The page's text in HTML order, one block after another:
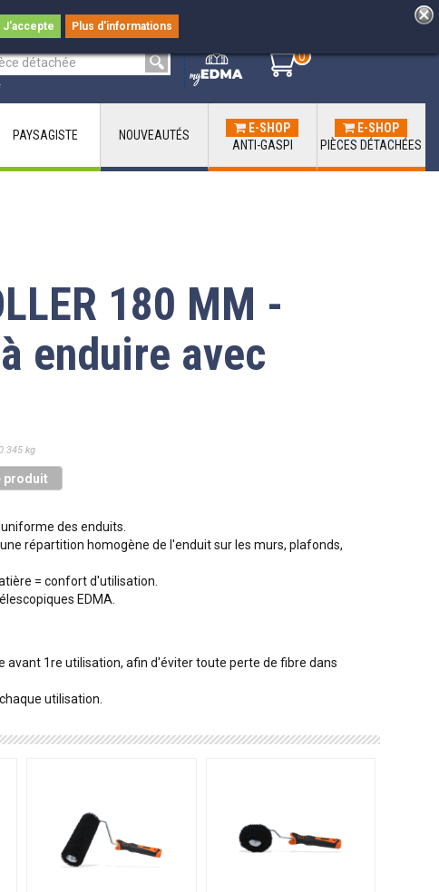
0
0
J'accepte Plus d'informations
PAYSAGISTE NOUVEAUTÉS
E-SHOP
ANTI-GASPI
E-SHOP
PIÈCES DÉTACHÉES
180 MM -
enduire avec
kg
produit
des enduits.
répartition homogène de l'enduit sur les murs, plafonds,
= confort d'utilisation.
EDMA.
avant 1re utilisation, afin d'éviter toute perte de fibre dans
utilisation.